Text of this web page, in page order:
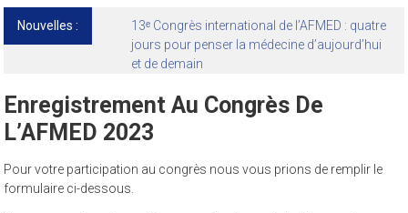
Nouvelles :
13ᵉ Congrès international de l’AFMED : quatre
jours pour penser la médecine d’aujourd’hui
et de demain
Enregistrement Au Congrès De
L’AFMED 2023
Pour votre participation au congrès nous vous prions de remplir le
formulaire ci-dessous.